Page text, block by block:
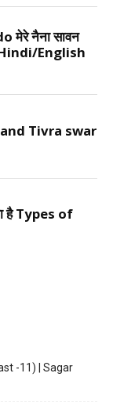
-11) | Sagar